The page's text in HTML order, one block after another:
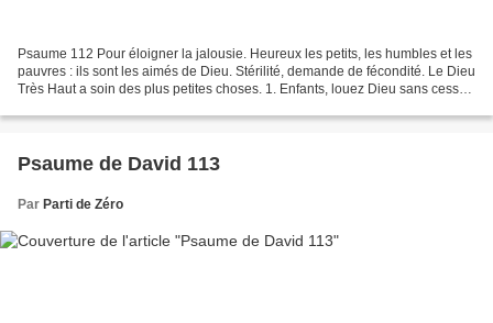
Psaume 112 Pour éloigner la jalousie. Heureux les petits, les humbles et les
pauvres : ils sont les aimés de Dieu. Stérilité, demande de fécondité. Le Dieu
Très Haut a soin des plus petites choses. 1. Enfants, louez Dieu sans cesse :
Psaume de David 113
Par Parti de Zéro